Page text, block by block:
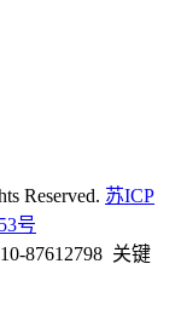
Reserved. 苏ICP
号
87612798 关键